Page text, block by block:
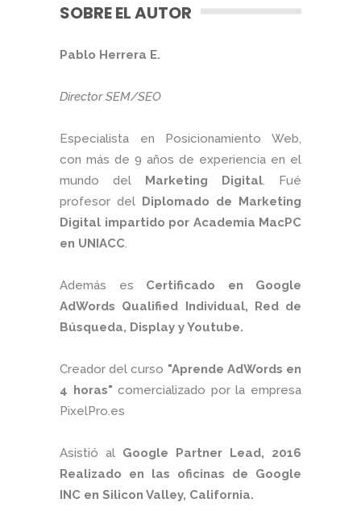
SOBRE EL AUTOR
Pablo Herrera E.
Director SEM/SEO
Especialista en Posicionamiento Web,
con más de 9 años de experiencia en el
mundo del Marketing Digital. Fué
profesor del Diplomado de Marketing
Digital impartido por Academia MacPC
en UNIACC.
Además es Certificado en Google
AdWords Qualified Individual, Red de
Búsqueda, Display y Youtube.
Creador del curso "Aprende AdWords en
4 horas" comercializado por la empresa
PixelPro.es
Asistió al Google Partner Lead, 2016
Realizado en las oficinas de Google
INC en Silicon Valley, California.